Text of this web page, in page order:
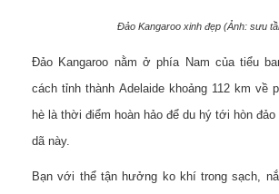
Đảo Kangaroo xinh đẹp (Ảnh: sưu
Đảo Kangaroo nằm ở phía Nam của tiểu
cách tỉnh thành Adelaide khoảng 112 km về
hè là thời điểm hoàn hảo để du hý tới hòn đảo
dã này.
Bạn với thể tận hưởng ko khí trong sạch,